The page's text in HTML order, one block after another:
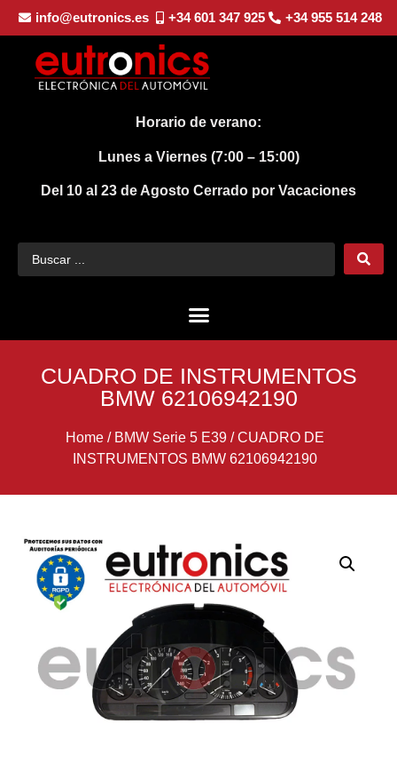
info@eutronics.es +34 601 347 925 +34 955 514 248
Horario de verano:
Lunes a Viernes (7:00 – 15:00)
Del 10 al 23 de Agosto Cerrado por Vacaciones
CUADRO DE INSTRUMENTOS
BMW 62106942190
Home/ BMW Serie 5 E39/CUADRO DE
INSTRUMENTOS BMW 62106942190